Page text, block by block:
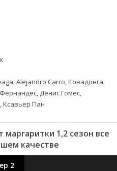
Alejandro Carro, Ковадонга
Денис Гомес,
Ксавьер Пан
1,2 сезон все
качестве
2